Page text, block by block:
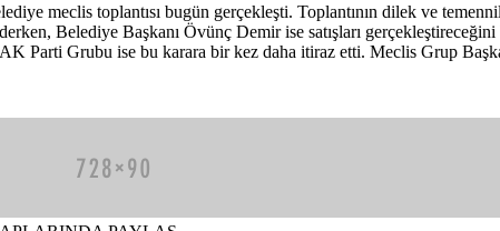
meclis toplantısı bugün gerçekleşti. Toplantının dilek ve
Belediye Başkanı Övünç Demir ise satışları
Parti Grubu ise bu karara bir kez daha itiraz etti. Meclis Grup